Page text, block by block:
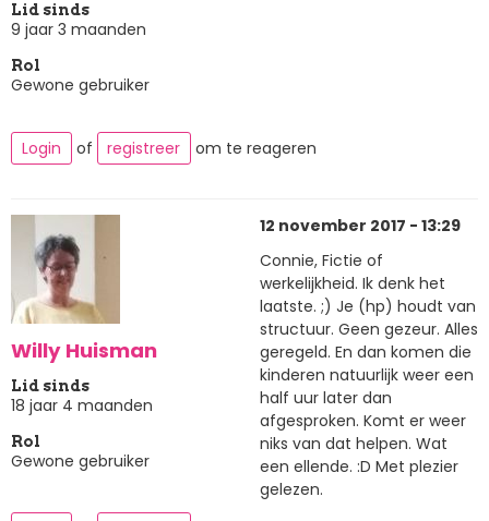
Lid sinds
9 jaar 3 maanden
Rol
Gewone gebruiker
Login of registreer om te reageren
Willy Huisman
Lid sinds
18 jaar 4 maanden
Rol
Gewone gebruiker
12 november 2017 - 13:29
Connie, Fictie of
werkelijkheid. Ik denk het
laatste. ;) Je (hp) houdt van
structuur. Geen gezeur. Alles
geregeld. En dan komen die
kinderen natuurlijk weer een
half uur later dan
afgesproken. Komt er weer
niks van dat helpen. Wat
een ellende. :D Met plezier
gelezen.